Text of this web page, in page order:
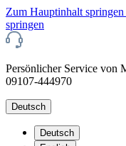
Zum Hauptinhalt springen
springen
Persönlicher Service von
09107-444970
Deutsch
Deutsch